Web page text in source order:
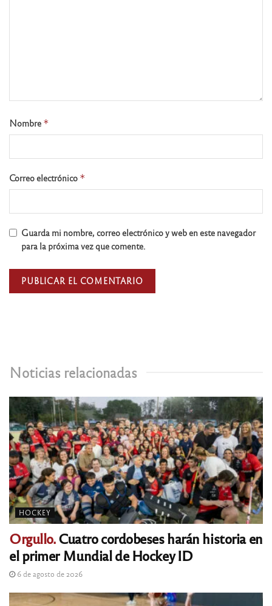
Noticias relacionadas
HOCKEY
Orgullo.Cuatro cordobeses harán historia en
el primer Mundial de Hockey ID
6 de agosto de 2026
Nombre *
Correo electrónico *
Guarda mi nombre, correo electrónico y web en este navegador
para la próxima vez que comente.